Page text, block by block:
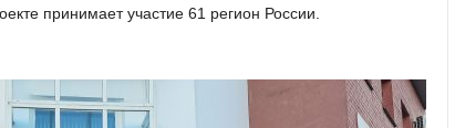
принимает участие 61 регион России.